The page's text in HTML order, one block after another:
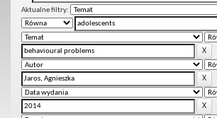
Aktualne filtry: